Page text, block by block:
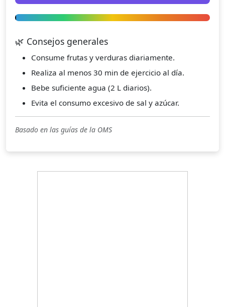
🌿 Consejos generales
Consume frutas y verduras diariamente.
Realiza al menos 30 min de ejercicio al día.
Bebe suficiente agua (2 L diarios).
Evita el consumo excesivo de sal y azúcar.
Basado en las guías de la OMS